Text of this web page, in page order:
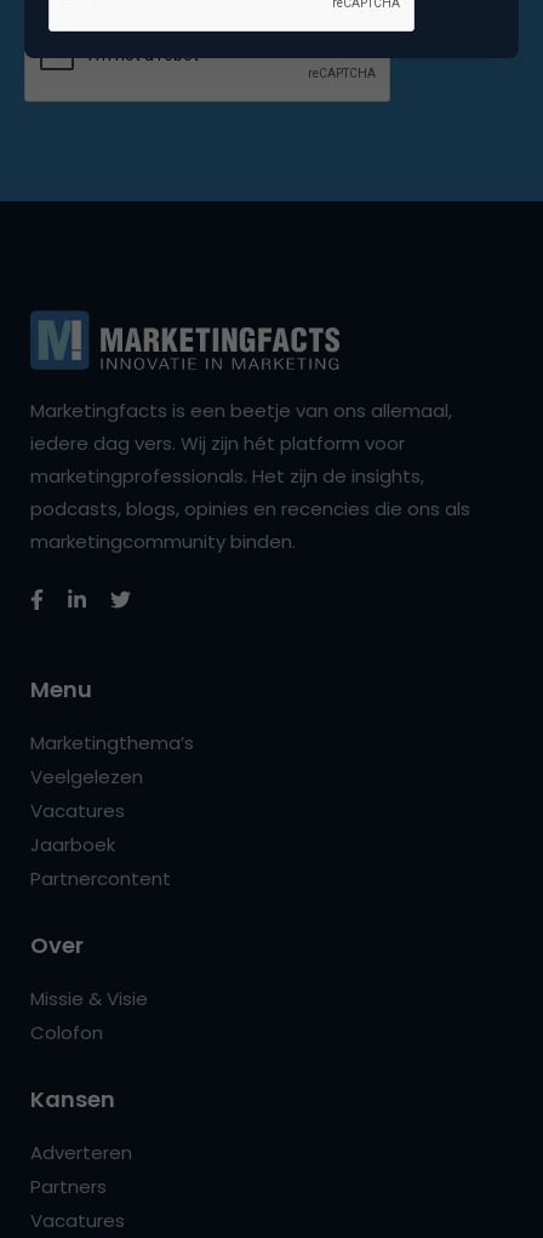
Marketingfacts is een beetje van ons allemaal,
iedere dag vers. Wij zijn hét platform voor
marketingprofessionals. Het zijn de insights,
podcasts, blogs, opinies en recencies die ons als
marketingcommunity binden.
Menu
Marketingthema’s
Veelgelezen
Vacatures
Jaarboek
Partnercontent
Over
Missie & Visie
Colofon
Kansen
Adverteren
Partners
Vacatures